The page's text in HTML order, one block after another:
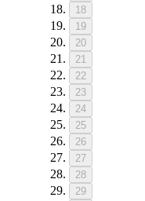
18
19
20
21
22
23
24
25
26
27
28
29